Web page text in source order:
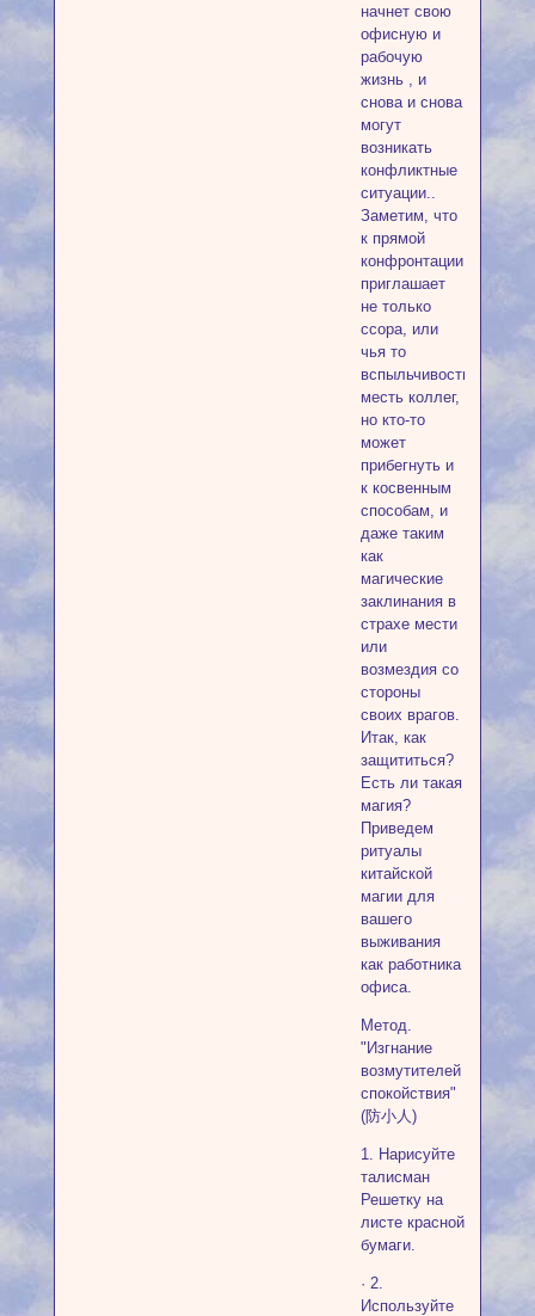
начнет свою
офисную и
рабочую
жизнь , и
снова и снова
могут
возникать
конфликтные
ситуации..
Заметим, что
к прямой
конфронтации
приглашает
не только
ссора, или
чья то
вспыльчивость,
месть коллег,
но кто-то
может
прибегнуть и
к косвенным
способам, и
даже таким
как
магические
заклинания в
страхе мести
или
возмездия со
стороны
своих врагов.
Итак, как
защититься?
Есть ли такая
магия?
Приведем
ритуалы
китайской
магии для
вашего
выживания
как работника
офиса.
Метод.
"Изгнание
возмутителей
спокойствия"
(防小人)
1. Нарисуйте
талисман
Решетку на
листе красной
бумаги.
· 2.
Используйте